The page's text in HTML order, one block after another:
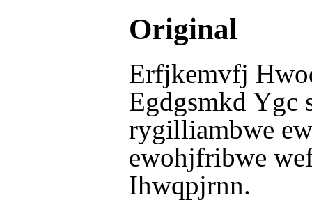
Original
Erfjkemvfj
Egdgsmkd Ygc
rygilliambwe
ewohjfribwe
Ihwqpjrnn.